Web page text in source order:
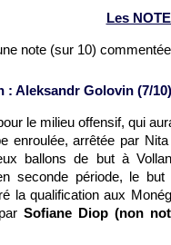
Les
note (sur 10)
: Aleksandr Golovin (7/10)
le milieu offensif, qui
enroulée, arrêtée par
ballons de but à
seconde période, le
la qualification aux
Sofiane Diop (non